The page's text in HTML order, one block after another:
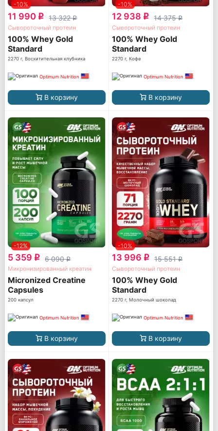
-10%
11 990 q 13 322q
Сывороточный протеин
100% Whey Gold
Standard
2270 г, Восхитительная клубника
Optimum Nutrition
В корзину
-10%
12 938 q 14 375q
Сывороточный протеин
100% Whey Gold
Standard
2270 г, Кофе
Optimum Nutrition
В корзину
-12%
5 359 q 6 090q
Микронизированный креатин
Micronized Creatine
Capsules
200 капсул
Optimum Nutrition
В корзину
-10%
13 996 q 15 551q
Сывороточный протеин
100% Whey Gold
Standard
2270 г, Молочный шоколад
Optimum Nutrition
В корзину